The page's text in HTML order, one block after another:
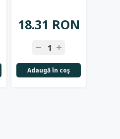
18.31 RON
Adaugă în coş
+